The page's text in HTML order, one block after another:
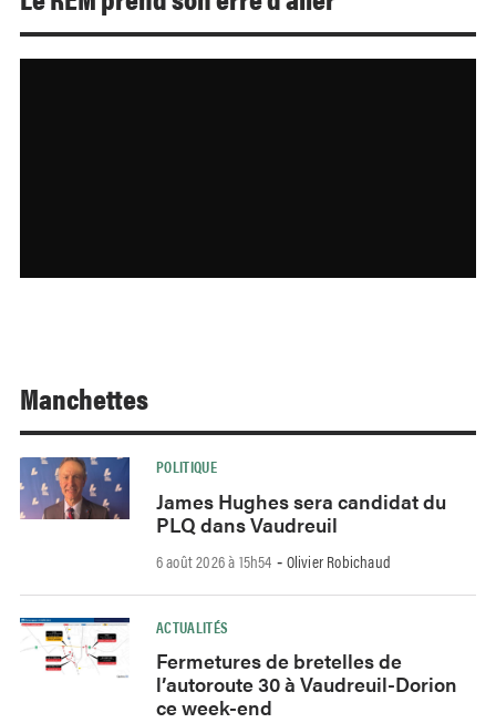
Manchettes
POLITIQUE
James Hughes sera candidat du
PLQ dans Vaudreuil
6 août 2026 à 15h54 - Olivier Robichaud
ACTUALITÉS
Fermetures de bretelles de
l’autoroute 30 à Vaudreuil-Dorion
ce week-end